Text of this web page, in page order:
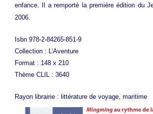
enfance. Il a remporté la première édition du
2006.
Isbn 978-2-84265-851-9
Collection : L’Aventure
Format : 148 x 210
Thème CLIL : 3640
Rayon librairie : littérature de voyage, maritime